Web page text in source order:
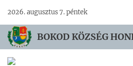
2026. augusztus 7. péntek
BOKOD KÖZSÉG